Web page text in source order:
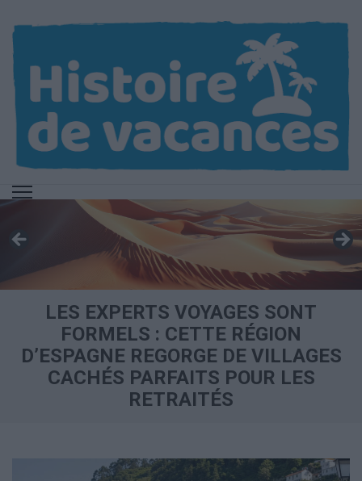
contenu
(Pressez
Entrée)
LES EXPERTS VOYAGES SONT
FORMELS : CETTE RÉGION
D’ESPAGNE REGORGE DE VILLAGES
CACHÉS PARFAITS POUR LES
RETRAITÉS